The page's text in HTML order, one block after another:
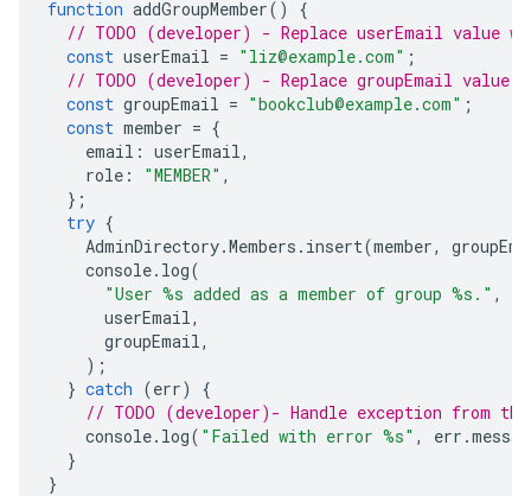
function addGroupMember()
{
// TODO (developer) - Replace userEmail value
const userEmail = "liz@example.com" ;
// TODO (developer) - Replace groupEmail value
const groupEmail = "bookclub@example.com" ;
const member = {
email : userEmail,
role : "MEMBER" ,
};
try {
AdminDirectory.Members . insert(member,
console. log(
"User %s added as a member of group %s." ,
userEmail,
groupEmail,
);
} catch (err)
{
// TODO (developer)- Handle exception from
console. log( "Failed with error %s" , err .
}
}